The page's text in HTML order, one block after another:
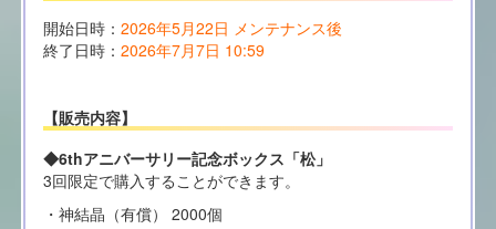
開始日時： 2026年5月22日 メンテナンス後
終了日時： 2026年7月7日 10:59
【販売内容】
◆6thアニバーサリー記念ボックス「松」
3回限定で購入することができます。
・神結晶（有償） 2000個